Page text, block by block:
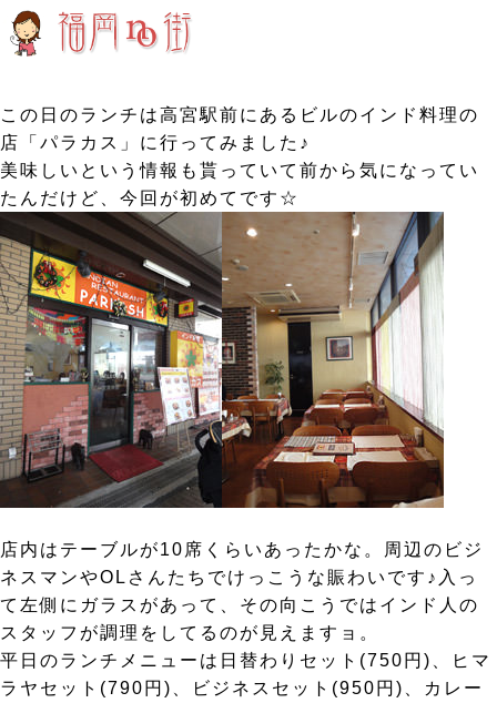
この日のランチは高宮駅前にあるビルのインド料理の
店「パラカス」に行ってみました♪
美味しいという情報も貰っていて前から気になってい
たんだけど、今回が初めてです☆
店内はテーブルが10席くらいあったかな。周辺のビジ
ネスマンやOLさんたちでけっこうな賑わいです♪入っ
て左側にガラスがあって、その向こうではインド人の
スタッフが調理をしてるのが見えますョ。
平日のランチメニューは日替わりセット(750円)、ヒマ
ラヤセット(790円)、ビジネスセット(950円)、カレー